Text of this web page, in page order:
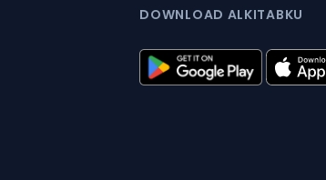
DOWNLOAD ALKITABKU